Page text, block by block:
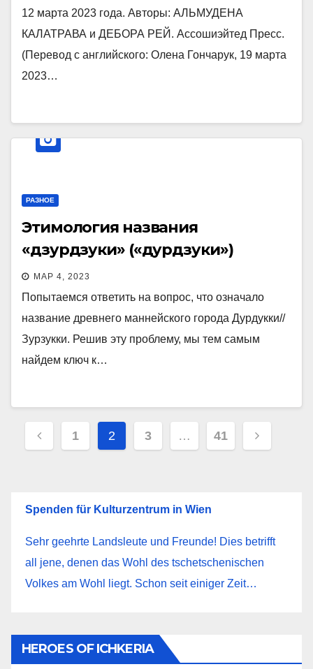
12 марта 2023 года. Авторы: АЛЬМУДЕНА
КАЛАТРАВА и ДЕБОРА РЕЙ. Ассошиэйтед Пресс.
(Перевод с английского: Олена Гончарук, 19 марта
2023…
РАЗНОЕ
Этимология названия
«дзурдзуки» («дурдзуки»)
МАР 4, 2023
Попытаемся ответить на вопрос, что означало
название древнего маннейского города Дурдукки//
Зурзукки. Решив эту проблему, мы тем самым
найдем ключ к…
Пагинация
записей
1 2 3 … 41
Spenden für Kulturzentrum in Wien
Sehr geehrte Landsleute und Freunde! Dies betrifft
all jene, denen das Wohl des tschetschenischen
Volkes am Wohl liegt. Schon seit einiger Zeit…
HEROES OF ICHKERIA